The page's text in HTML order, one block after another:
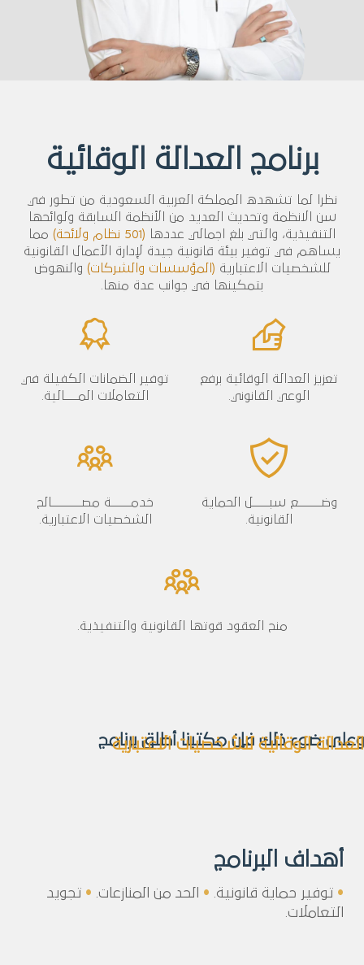
برنامج العدالة الوقائية
نظرا لما تشهده المملكة العربية السعودية من تطور في
سن الانظمة وتحديث العديد من الأنظمة السابقة ولوائحها
التنفيذية، والتي بلغ اجمالي عددها (501 نظام ولائحة)
مما
يساهم في توفير بيئة قانونية جيدة لإدارة الأعمال القانونية
للشخصيات الاعتبارية (المؤسسات والشركات) والنهوض
بتمكينها في جوانب عدة منها.
تعزيز العدالة الوقائية برفع
الوعي القانوني.
توفير الضمانات الكفيلة في
التعاملات المــــالية.
وضـــــــع سبـــــل الحماية
القانونية.
خدمــــــة مصـــــــــالح
الشخصيات الاعتبارية.
منح العقود قوتها القانونية والتنفيذية.
وعلى ضوء ذلك فإن مكتبنا أطلق برنامج
العدالة الوقائية للشخصيات الاعتبارية
أهداف البرنامج
• توفير حماية قانونية. • الحد من المنازعات. • تجويد
التعاملات.